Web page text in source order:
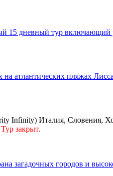
15 дневный тур включающий
атлантических пляжах
Infinity) Италия, Словения,
закрыт.
загадочных городов и